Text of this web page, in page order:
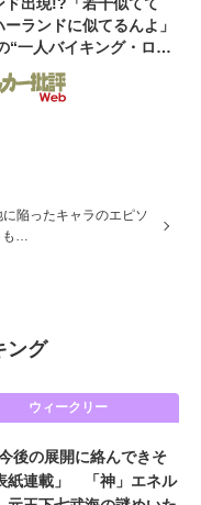
ド出現!?「若干似てて
ランドに似てるんよ」
“一人バイキング・ロ
もらった」
に陥ったキャラのエピソ
も…
ング
ウィークリー
後の展開に絡んできそ
紙連載」 「神」エネル